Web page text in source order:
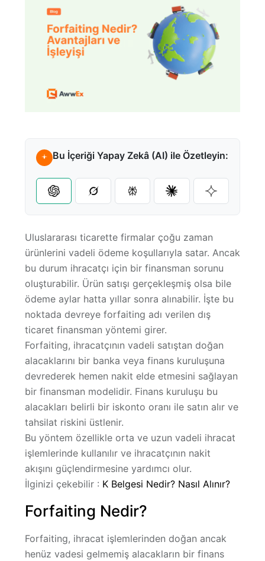
Amazon FBA
Referanslar
E-Kitaplar
Destek Merkezi
Sıkça Sorulan Sorular
Hakkımızda
Bu İçeriği Yapay Zekâ (AI) ile Özetleyin:
Uluslararası ticarette firmalar çoğu zaman
ürünlerini vadeli ödeme koşullarıyla satar. Ancak
bu durum ihracatçı için bir finansman sorunu
oluşturabilir. Ürün satışı gerçekleşmiş olsa bile
ödeme aylar hatta yıllar sonra alınabilir. İşte bu
noktada devreye forfaiting adı verilen dış
ticaret finansman yöntemi girer.
Forfaiting, ihracatçının vadeli satıştan doğan
alacaklarını bir banka veya finans kuruluşuna
devrederek hemen nakit elde etmesini sağlayan
bir finansman modelidir. Finans kuruluşu bu
alacakları belirli bir iskonto oranı ile satın alır ve
tahsilat riskini üstlenir.
Bu yöntem özellikle orta ve uzun vadeli ihracat
işlemlerinde kullanılır ve ihracatçının nakit
akışını güçlendirmesine yardımcı olur.
İlginizi çekebilir : K Belgesi Nedir? Nasıl Alınır?
Forfaiting Nedir?
Forfaiting, ihracat işlemlerinden doğan ancak
henüz vadesi gelmemiş alacakların bir finans